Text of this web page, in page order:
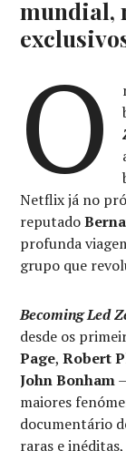
mundial,
O
Netflix já no
reputado
profunda
grupo que
Becoming Led
desde os
Page,Robert
John Bonham
maiores
documentário
raras e